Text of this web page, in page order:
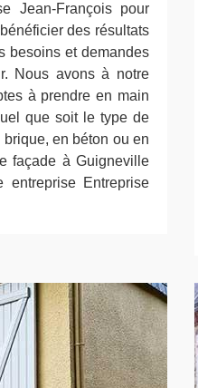
Jean-François pour
des résultats
besoins et demandes
Nous avons à notre
à prendre en main
que soit le type de
en béton ou en
façade à Guigneville
entreprise Entreprise